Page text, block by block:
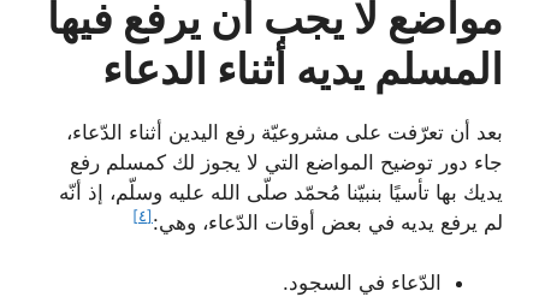
مواضع لا يجب أن يرفع فيها
المسلم يديه أثناء الدعاء
بعد أن تعرّفت على مشروعيّة رفع اليدين أثناء الدّعاء،
جاء دور توضيح المواضع التي لا يجوز لك كمسلم رفع
يديك بها تأسيًا بنبيّنا مُحمّد صلّى الله عليه وسلّم، إذ أنّه
لم يرفع يديه في بعض أوقات الدّعاء، وهي: [٤]
الدّعاء في السجود.